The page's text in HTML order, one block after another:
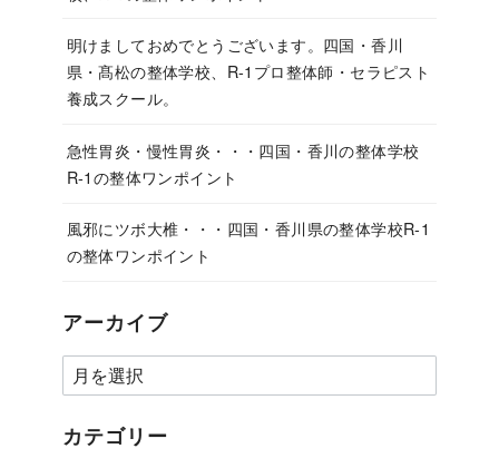
明けましておめでとうございます。四国・香川
県・髙松の整体学校、R-1プロ整体師・セラピスト
養成スクール。
急性胃炎・慢性胃炎・・・四国・香川の整体学校
R-1の整体ワンポイント
風邪にツボ大椎・・・四国・香川県の整体学校R-1
の整体ワンポイント
アーカイブ
カテゴリー